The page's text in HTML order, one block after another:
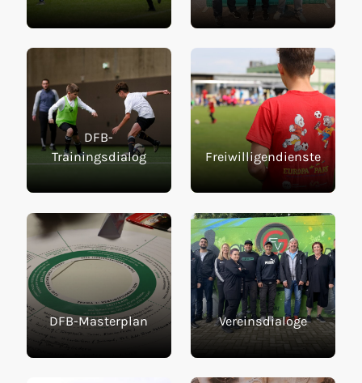
DFB-
Trainingsdialog
Freiwilligendienste
DFB-Masterplan Vereinsdialoge